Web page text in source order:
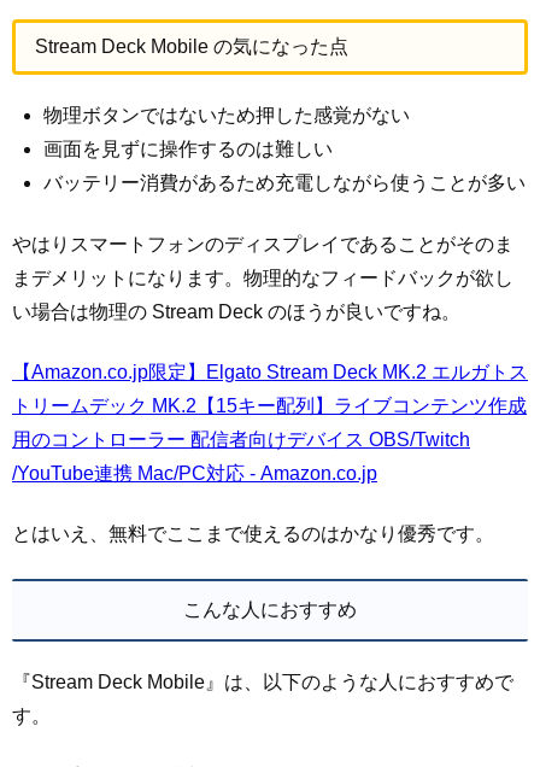
Stream Deck Mobile の気になった点
物理ボタンではないため押した感覚がない
画面を見ずに操作するのは難しい
バッテリー消費があるため充電しながら使うことが多い
やはりスマートフォンのディスプレイであることがそのま
まデメリットになります。物理的なフィードバックが欲し
い場合は物理の Stream Deck のほうが良いですね。
【Amazon.co.jp限定】Elgato Stream Deck MK.2 エルガトス
トリームデック MK.2【15キー配列】ライブコンテンツ作成
用のコントローラー 配信者向けデバイス OBS/Twitch​
/YouTube連携 Mac/PC対応 - Amazon.co.jp
とはいえ、無料でここまで使えるのはかなり優秀です。
こんな人におすすめ
『Stream Deck Mobile』は、以下のような人におすすめで
す。